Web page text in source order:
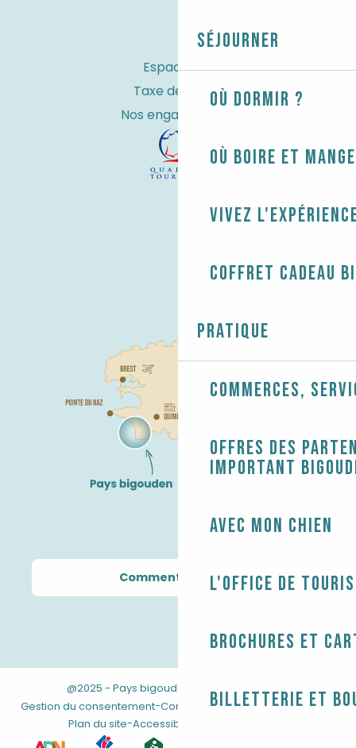
Séjourner
Où dormir ?
Où boire et
Vivez
Coffret cadeau
Pratique
Commerces,
Offres des
Important
Avec mon chien
L'Office de
Brochures et
Billetterie et
Espace Pro
Taxe de séjour
Nos engagements
Comment venir ?
@2025 - Pays bigouden Mentions légales
Gestion du consentement-Conditions générales de vente
-
Plan du site-Accessibilité : non conforme